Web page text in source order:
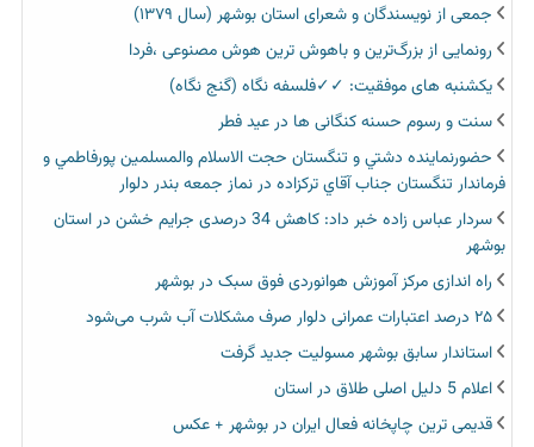
جمعی از نویسندگان و شعرای استان بوشهر (سال ۱۳۷۹)
رونمایی از بزرگ‌ترین و باهوش ترین هوش مصنوعی ،فردا
یکشنبه های موفقیت: ✓✓فلسفه نگاه (گنج نگاه)
سنت و رسوم حسنه کنگانی ها در عید فطر
حضورنماينده دشتي و تنگستان حجت الاسلام والمسلمين پورفاطمي و
فرماندار تنگستان جناب آقاي تركزاده در نماز جمعه بندر دلوار
سردار عباس زاده خبر داد: کاهش 34 درصدی جرایم خشن در استان
بوشهر
راه اندازی مرکز آموزش هوانوردی فوق سبک در بوشهر
۲۵ درصد اعتبارات عمرانی دلوار صرف مشکلات آب شرب می‌شود
استاندار سابق بوشهر مسولیت جدید گرفت
اعلام 5 دلیل اصلی طلاق در استان
قدیمی ترین چاپخانه فعال ایران در بوشهر + عکس